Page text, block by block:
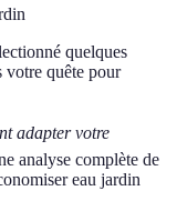
quelques
votre quête pour
adapter votre
analyse complète de
eau jardin